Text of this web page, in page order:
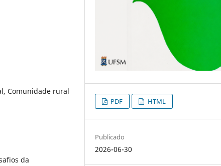
Comunidade rural
da
PDF HTML
Publicado
2026-06-30